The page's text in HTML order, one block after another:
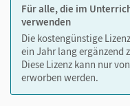
Die Medien sind
sind seitengenau
jederzeit unkompliziert
gestalten Sie das
abwechslungsreich.
zeitaufwendiges Suchen!
Für alle, die im
verwenden
Die kostengünstige
ein Jahr lang ergänzend
Diese Lizenz kann nur
erworben werden.